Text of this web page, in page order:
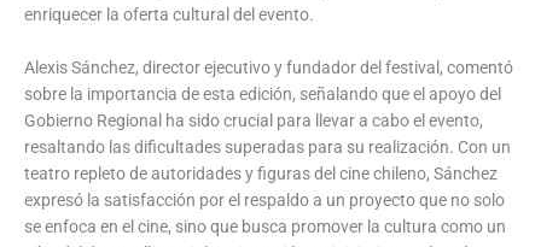
enriquecer la oferta cultural del evento.
Alexis Sánchez, director ejecutivo y fundador del festival, comentó
sobre la importancia de esta edición, señalando que el apoyo del
Gobierno Regional ha sido crucial para llevar a cabo el evento,
resaltando las dificultades superadas para su realización. Con un
teatro repleto de autoridades y figuras del cine chileno, Sánchez
expresó la satisfacción por el respaldo a un proyecto que no solo
se enfoca en el cine, sino que busca promover la cultura como un